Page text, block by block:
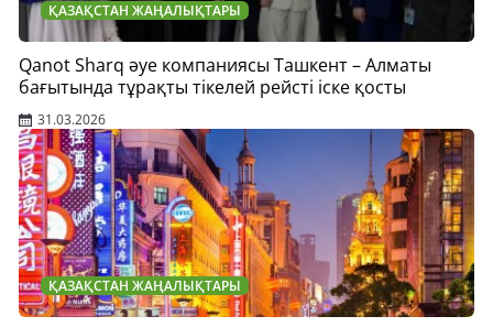
ҚАЗАҚСТАН ЖАҢАЛЫҚТАРЫ
Qanot Sharq әуе компаниясы Ташкент – Алматы
бағытында тұрақты тікелей рейсті іске қосты
31.03.2026
ҚАЗАҚСТАН ЖАҢАЛЫҚТАРЫ